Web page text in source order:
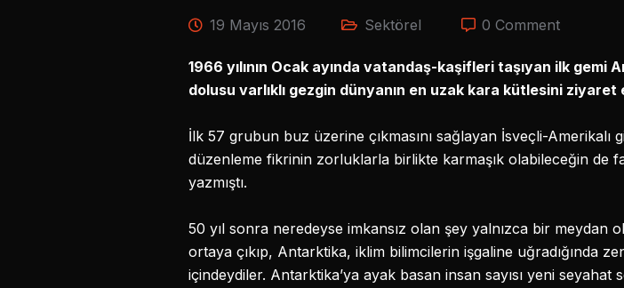
19 Mayıs 2016 Sektörel 0 Comment
1966 yılının Ocak ayında vatandaş-kaşifleri taşıyan ilk gemi
dolusu varlıklı gezgin dünyanın en uzak kara kütlesini
İlk 57 grubun buz üzerine çıkmasını sağlayan İsveçli-Amerikalı
düzenleme fikrinin zorluklarla birlikte karmaşık olabileceğin de
yazmıştı.
50 yıl sonra neredeyse imkansız olan şey yalnızca bir meydan
ortaya çıkıp, Antarktika, iklim bilimcilerin işgaline uğradığında
içindeydiler. Antarktika’ya ayak basan insan sayısı yeni